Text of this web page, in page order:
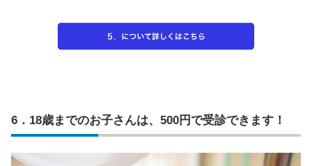
6．18歳までのお子さんは、500円で受診できます！